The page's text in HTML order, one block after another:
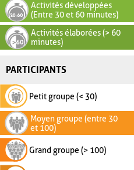
Activités développées
(Entre 30 et 60 minutes)
Activités élaborées (> 60
minutes)
PARTICIPANTS
Petit groupe (< 30)
Moyen groupe (entre 30
et 100)
Grand groupe (> 100)